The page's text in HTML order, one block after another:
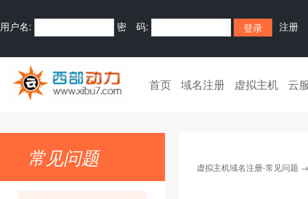
用户名: 密 码: 注册
首页 域名注册 虚拟主机 云
常见问题 虚拟主机域名注册-常见问题